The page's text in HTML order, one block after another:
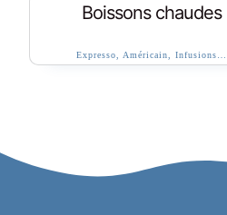
Boissons chaudes
Expresso, Américain, Infusions…